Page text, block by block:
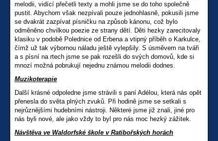
melodii, vidící přečetli texty a mohli jsme se do toho společně
pustit. Abychom však nezpívali pouze jednohlasně, pokusili jsme
se dvakrát zazpívat písničku na způsob kánonu, což bylo
odměněno chvilkou poezie ze strany dětí. Děti hezky zarecitovaly
klasiku v podobě Polednice od Erbena a vtipný příběh o Karkulce,
čímž už tak výbornou náladu ještě vylepšily. S úsměvem na tváři
a s písní na rtech jsme se pak rozešli do svých domovů, kde si
mnozí možná pobrukují nejednu známou melodii dodnes.
Muzikoterapie
Další krásné odpoledne jsme strávili s paní Adélou, která nás opět
přenesla do světa plných zvuků. Při hodině jsme se setkali s
nejrůznějšími hudebními nástroji. Některé jsme již znali, jiné pro
nás byli nové, ale jako vždy to byl pro nás moc hezký zážitek.
Návštěva ve Waldorfské škole v Ratibořských horách